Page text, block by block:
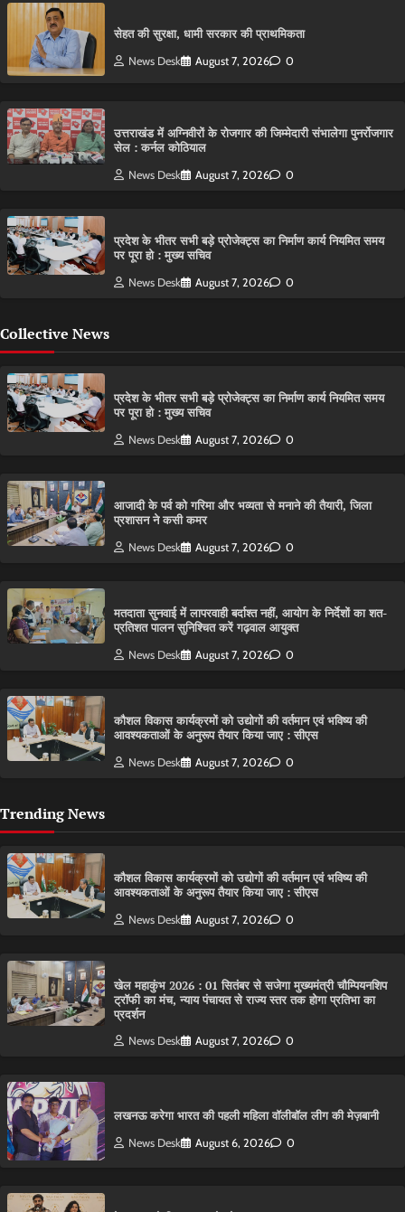
सेहत की सुरक्षा, धामी सरकार की प्राथमिकता
News Desk August 7, 2026 0
उत्तराखंड में अग्निवीरों के रोजगार की जिम्मेदारी संभालेगा पुनर्रोजगार
सेल : कर्नल कोठियाल
News Desk August 7, 2026 0
प्रदेश के भीतर सभी बड़े प्रोजेक्ट्स का निर्माण कार्य नियमित समय
पर पूरा हो : मुख्य सचिव
News Desk August 7, 2026 0
Collective News
प्रदेश के भीतर सभी बड़े प्रोजेक्ट्स का निर्माण कार्य नियमित समय
पर पूरा हो : मुख्य सचिव
News Desk August 7, 2026 0
आजादी के पर्व को गरिमा और भव्यता से मनाने की तैयारी, जिला
प्रशासन ने कसी कमर
News Desk August 7, 2026 0
मतदाता सुनवाई में लापरवाही बर्दाश्त नहीं, आयोग के निर्देशों का शत-
प्रतिशत पालन सुनिश्चित करें गढ़वाल आयुक्त
News Desk August 7, 2026 0
कौशल विकास कार्यक्रमों को उद्योगों की वर्तमान एवं भविष्य की
आवश्यकताओं के अनुरूप तैयार किया जाए : सीएस
News Desk August 7, 2026 0
Trending News
कौशल विकास कार्यक्रमों को उद्योगों की वर्तमान एवं भविष्य की
आवश्यकताओं के अनुरूप तैयार किया जाए : सीएस
News Desk August 7, 2026 0
खेल महाकुंभ 2026 : 01 सितंबर से सजेगा मुख्यमंत्री चौम्पियनशिप
ट्रॉफी का मंच, न्याय पंचायत से राज्य स्तर तक होगा प्रतिभा का
प्रदर्शन
News Desk August 7, 2026 0
लखनऊ करेगा भारत की पहली महिला वॉलीबॉल लीग की मेज़बानी
News Desk August 6, 2026 0